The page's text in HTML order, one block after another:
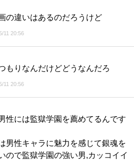
の違いはあるのだろうけど
11 20:56
もりなんだけどどうなんだろ
11 20:56
性には監獄学園を薦めてるんです
男性キャラに魅力を感じて銀魂を
ので監獄学園の強い男,カッコイイ